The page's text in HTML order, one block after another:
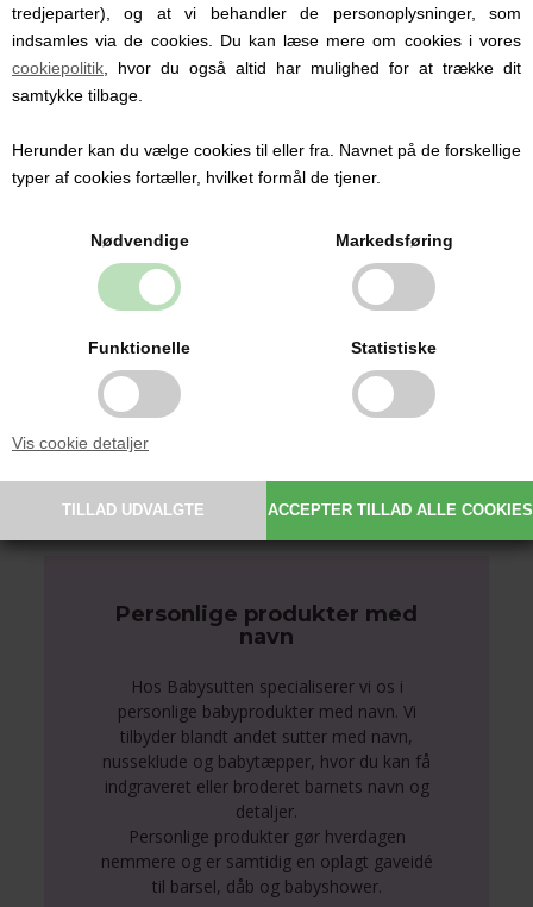
tredjeparter), og at vi behandler de personoplysninger, som
indsamles via de cookies. Du kan læse mere om cookies i vores
cookiepolitik , hvor du også altid har mulighed for at trække dit
samtykke tilbage.
Herunder kan du vælge cookies til eller fra. Navnet på de forskellige
typer af cookies fortæller, hvilket formål de tjener.
Nødvendige Markedsføring
Funktionelle Statistiske
Vis cookie detaljer
Philips Avent, BabyNovaogNiper vores populære
mærker for navnesutter, senest har vi fået det
danske suttemærke BIBSmed også. Vi har dog
ogsåmotivsutter
suttesnore
sutteklud babytæpper,sutteflaskerogbørnebøger.
Madkasser med navn
Personlige produkter med
navn
Hos Babysutten specialiserer vi os i
personlige babyprodukter med navn. Vi
tilbyder blandt andet sutter med navn,
nusseklude og babytæpper, hvor du kan få
indgraveret eller broderet barnets navn og
detaljer.
Personlige produkter gør hverdagen
nemmere og er samtidig en oplagt gaveidé
til barsel, dåb og babyshower.